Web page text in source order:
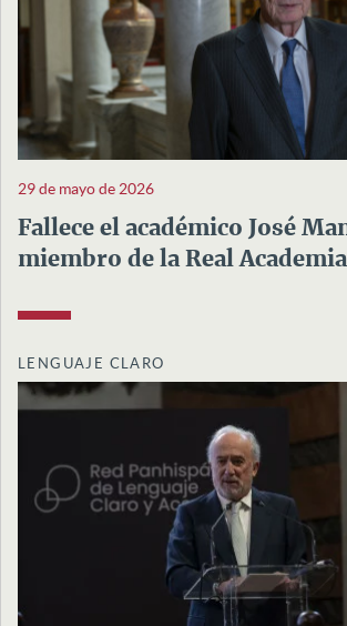
29 de mayo de 2026
Fallece el académico José
miembro de la Real
LENGUAJE CLARO